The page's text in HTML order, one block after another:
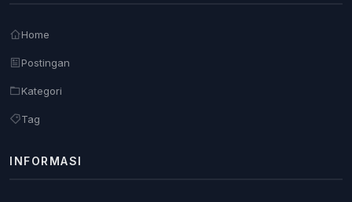
Home
Postingan
Kategori
Tag
INFORMASI